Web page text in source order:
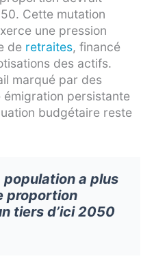
Cette mutation
une pression
de retraites, financé
des actifs.
marqué par des
émigration persistante
budgétaire reste
population a plus
proportion
tiers d’ici 2050